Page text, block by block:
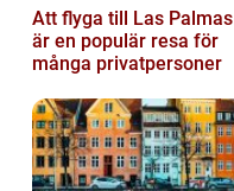
Att flyga till Las Palmas
är en populär resa för
många privatpersoner